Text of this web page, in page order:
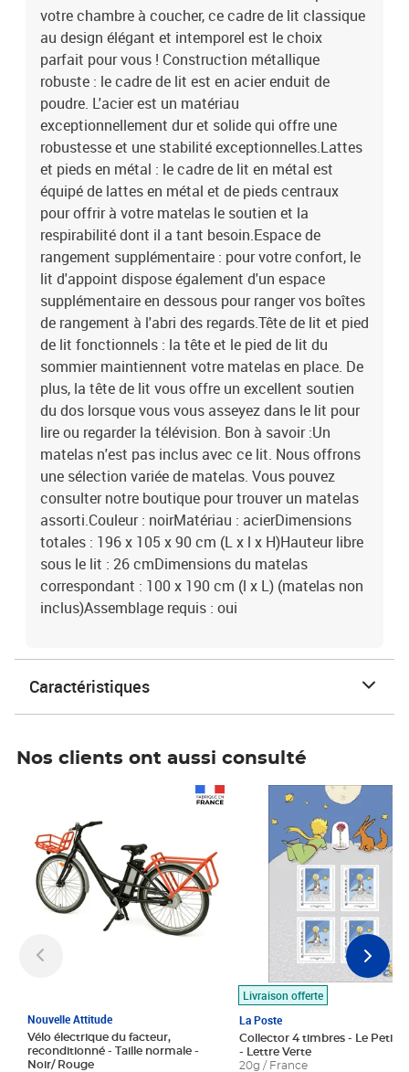
asseyez dans le lit pour lire ou regarder la télévision. Bon à savoir
:Un matelas n'est pas inclus avec ce lit. Nous offrons une sélection
variée de matelas. Vous pouvez consulter notre boutique pour
trouver un matelas assorti.Couleur : noirMatériau :
acierDimensions totales : 196 x 105 x 90 cm (L x l x H)Hauteur
libre sous le lit : 26 cmDimensions du matelas correspondant : 100
x 190 cm (l x L) (matelas non inclus)Assemblage requis : oui
votre chambre à coucher, ce cadre de lit classique
au design élégant et intemporel est le choix
parfait pour vous ! Construction métallique
robuste : le cadre de lit est en acier enduit de
poudre. L'acier est un matériau
exceptionnellement dur et solide qui offre une
robustesse et une stabilité exceptionnelles.Lattes
et pieds en métal : le cadre de lit en métal est
équipé de lattes en métal et de pieds centraux
pour offrir à votre matelas le soutien et la
respirabilité dont il a tant besoin.Espace de
rangement supplémentaire : pour votre confort, le
lit d'appoint dispose également d'un espace
supplémentaire en dessous pour ranger vos boîtes
de rangement à l'abri des regards.Tête de lit et pied
de lit fonctionnels : la tête et le pied de lit du
sommier maintiennent votre matelas en place. De
plus, la tête de lit vous offre un excellent soutien
du dos lorsque vous vous asseyez dans le lit pour
lire ou regarder la télévision. Bon à savoir :Un
matelas n'est pas inclus avec ce lit. Nous offrons
une sélection variée de matelas. Vous pouvez
consulter notre boutique pour trouver un matelas
assorti.Couleur : noirMatériau : acierDimensions
totales : 196 x 105 x 90 cm (L x l x H)Hauteur libre
sous le lit : 26 cmDimensions du matelas
correspondant : 100 x 190 cm (l x L) (matelas non
inclus)Assemblage requis : oui
Caractéristiques
Nos clients ont aussi consulté
Nouvelle Attitude
Vélo électrique du facteur,
reconditionné - Taille normale -
Noir/ Rouge
Livraison offerte
La Poste
Collector 4 timbres - Le Petit
- Lettre Verte
20g / France
Prix 7,50€